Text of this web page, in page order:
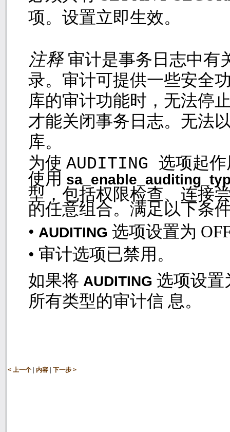
项。设置立即生效。
注释 审计是事务日志中有
录。审计可提供一些安全
库的审计功能时，无法停
才能关闭事务日志。无法
库。
为使 AUDITING 选项起
使用
型，包括权限检查、连接
的任意组合。满足以下条
• AUDITING 选项设置为
• 审计选项已禁用。
如果将 AUDITING 选项设
所有类型的审计信 息。
< 上一个 | 内容 | 下一步 >